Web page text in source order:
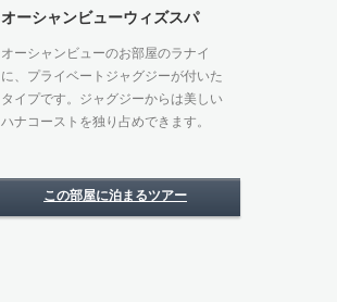
オーシャンビューウィズスパ
オーシャンビューのお部屋のラナイ
に、プライベートジャグジーが付いた
タイプです。ジャグジーからは美しい
ハナコーストを独り占めできます。
この部屋に泊まるツアー